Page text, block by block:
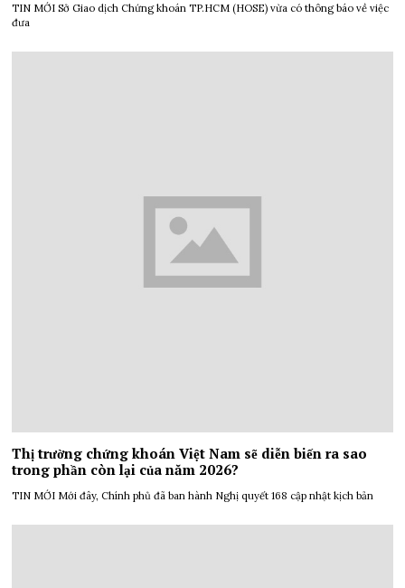
TIN MỚI Sở Giao dịch Chứng khoán TP.HCM (HOSE) vừa có thông báo về việc
đưa
Thị trường chứng khoán Việt Nam sẽ diễn biến ra sao
trong phần còn lại của năm 2026?
TIN MỚI Mới đây, Chính phủ đã ban hành Nghị quyết 168 cập nhật kịch bản